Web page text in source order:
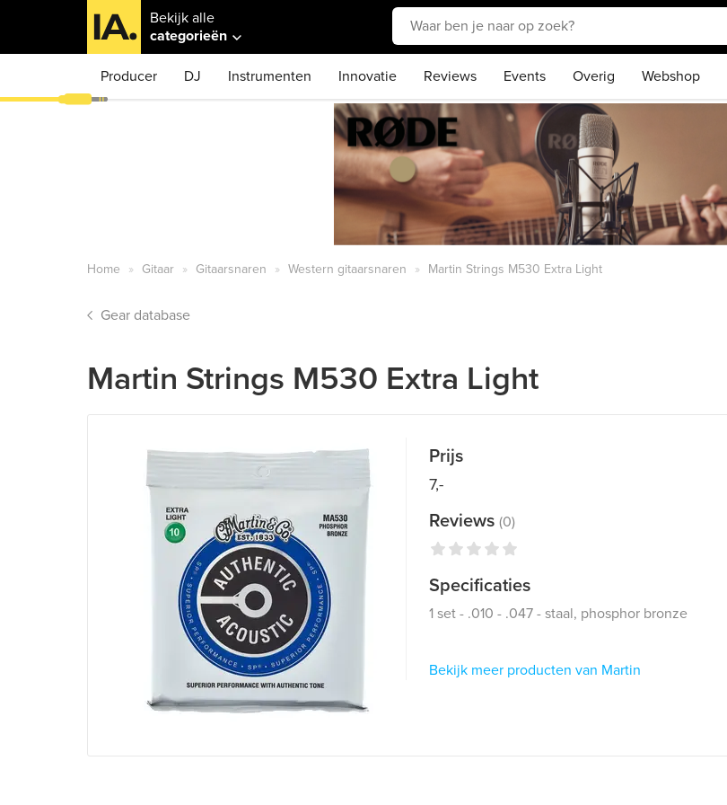
Bekijk alle
categorieën
Producer DJ Instrumenten Innovatie Reviews Events Overig Webshop
Home Gitaar Gitaarsnaren Western gitaarsnaren Martin Strings M530 Extra Light
Gear database
Martin Strings M530 Extra Light
Prijs
7,-
Reviews(0)
Specificaties
1 set - .010 - .047 - staal, phosphor bronze
Bekijk meer producten van Martin